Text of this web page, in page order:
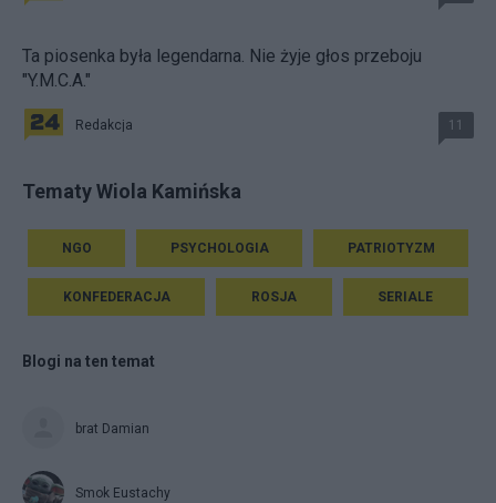
Ta piosenka była legendarna. Nie żyje głos przeboju
"Y.M.C.A."
Redakcja 11
Tematy Wiola Kamińska
NGO PSYCHOLOGIA PATRIOTYZM
KONFEDERACJA ROSJA SERIALE
Blogi na ten temat
brat Damian
Smok Eustachy